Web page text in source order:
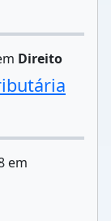
Direito
em